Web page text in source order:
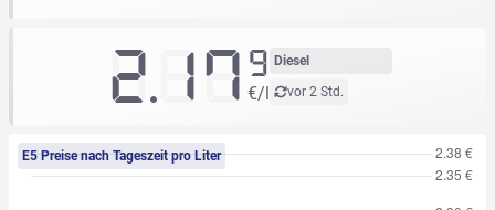
Diesel
vor 2 Std.
2.17 9
€/l
E5 Preise nach Tageszeit pro Liter